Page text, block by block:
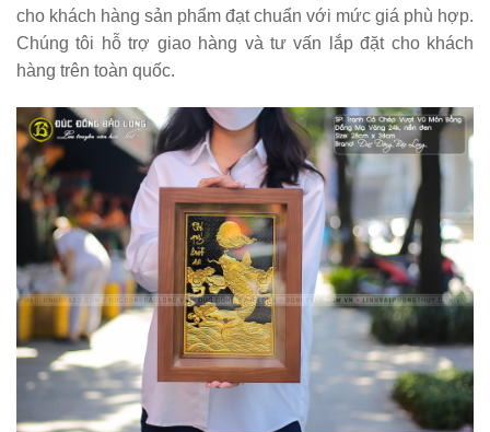
cho khách hàng sản phẩm đạt chuẩn với mức giá phù hợp.
Chúng tôi hỗ trợ giao hàng và tư vấn lắp đặt cho khách
hàng trên toàn quốc.